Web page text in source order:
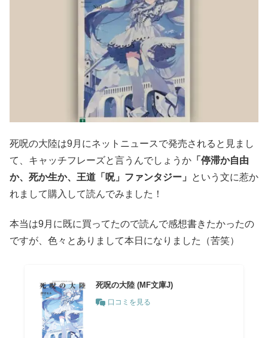
死呪の大陸は9月にネットニュースで発売されると見まし
て、キャッチフレーズと言うんでしょうか 「停滞か自由
か、死か生か、王道「呪」ファンタジー」
という文に惹か
れまして購入して読んでみました！
本当は9月に既に買ってたので読んで感想書きたかったの
ですが、色々とありまして本日になりました（苦笑）
死呪の大陸 (MF文庫J)
口コミを見る